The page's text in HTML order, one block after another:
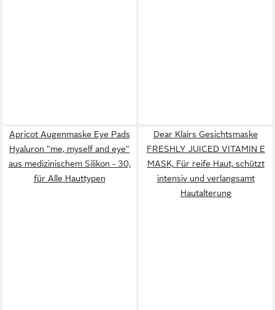
Apricot Augenmaske Eye Pads
Hyaluron "me, myself and eye"
aus medizinischem Silikon - 30,
für Alle Hauttypen
Dear Klairs Gesichtsmaske
FRESHLY JUICED VITAMIN E
MASK, Für reife Haut, schützt
intensiv und verlangsamt
Hautalterung